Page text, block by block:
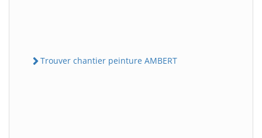
Trouver chantier peinture AMBERT